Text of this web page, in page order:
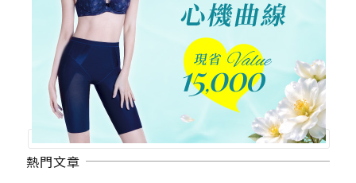
熱門文章